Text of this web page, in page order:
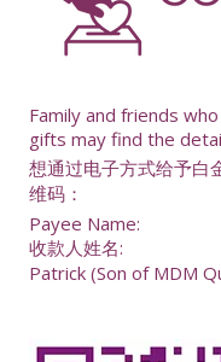
Family and friends
gifts may find the
想通过电子方式给予白
维码：
Payee Name:
收款人姓名:
Patrick (Son of MDM